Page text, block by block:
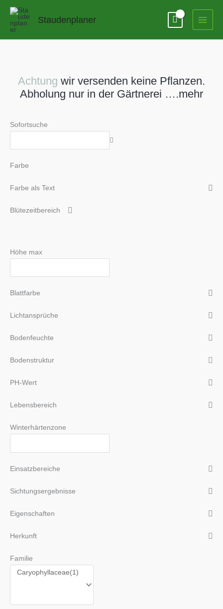
Zum
springen
Staudenplaner
Achtung wir versenden keine Pflanzen.
Abholung nur in der Gärtnerei ….mehr
Sofortsuche
Farbe
Farbe als Text
Blütezeitbereich
Höhe max
Blattfarbe
Lichtansprüche
Bodenfeuchte
Bodenstruktur
PH-Wert
Lebensbereich
Winterhärtenzone
Einsatzbereiche
Sichtungsergebnisse
Eigenschaften
Herkunft
Familie